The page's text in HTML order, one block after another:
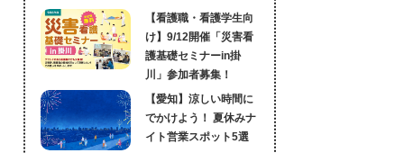
【看護職・看護学生向
け】9/12開催「災害看
護基礎セミナーin掛
川」参加者募集！
【愛知】涼しい時間に
でかけよう！ 夏休みナ
イト営業スポット5選